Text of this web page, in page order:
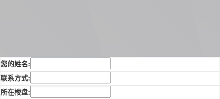
您的姓名:
联系方式:
所在楼盘: